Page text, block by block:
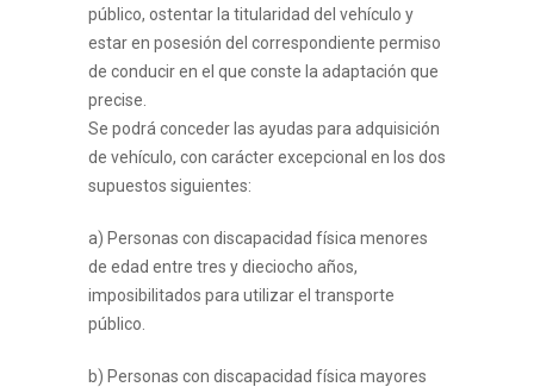
público, ostentar la titularidad del vehículo y
estar en posesión del correspondiente permiso
de conducir en el que conste la adaptación que
precise.
Se podrá conceder las ayudas para adquisición
de vehículo, con carácter excepcional en los dos
supuestos siguientes:
a) Personas con discapacidad física menores
de edad entre tres y dieciocho años,
imposibilitados para utilizar el transporte
público.
b) Personas con discapacidad física mayores